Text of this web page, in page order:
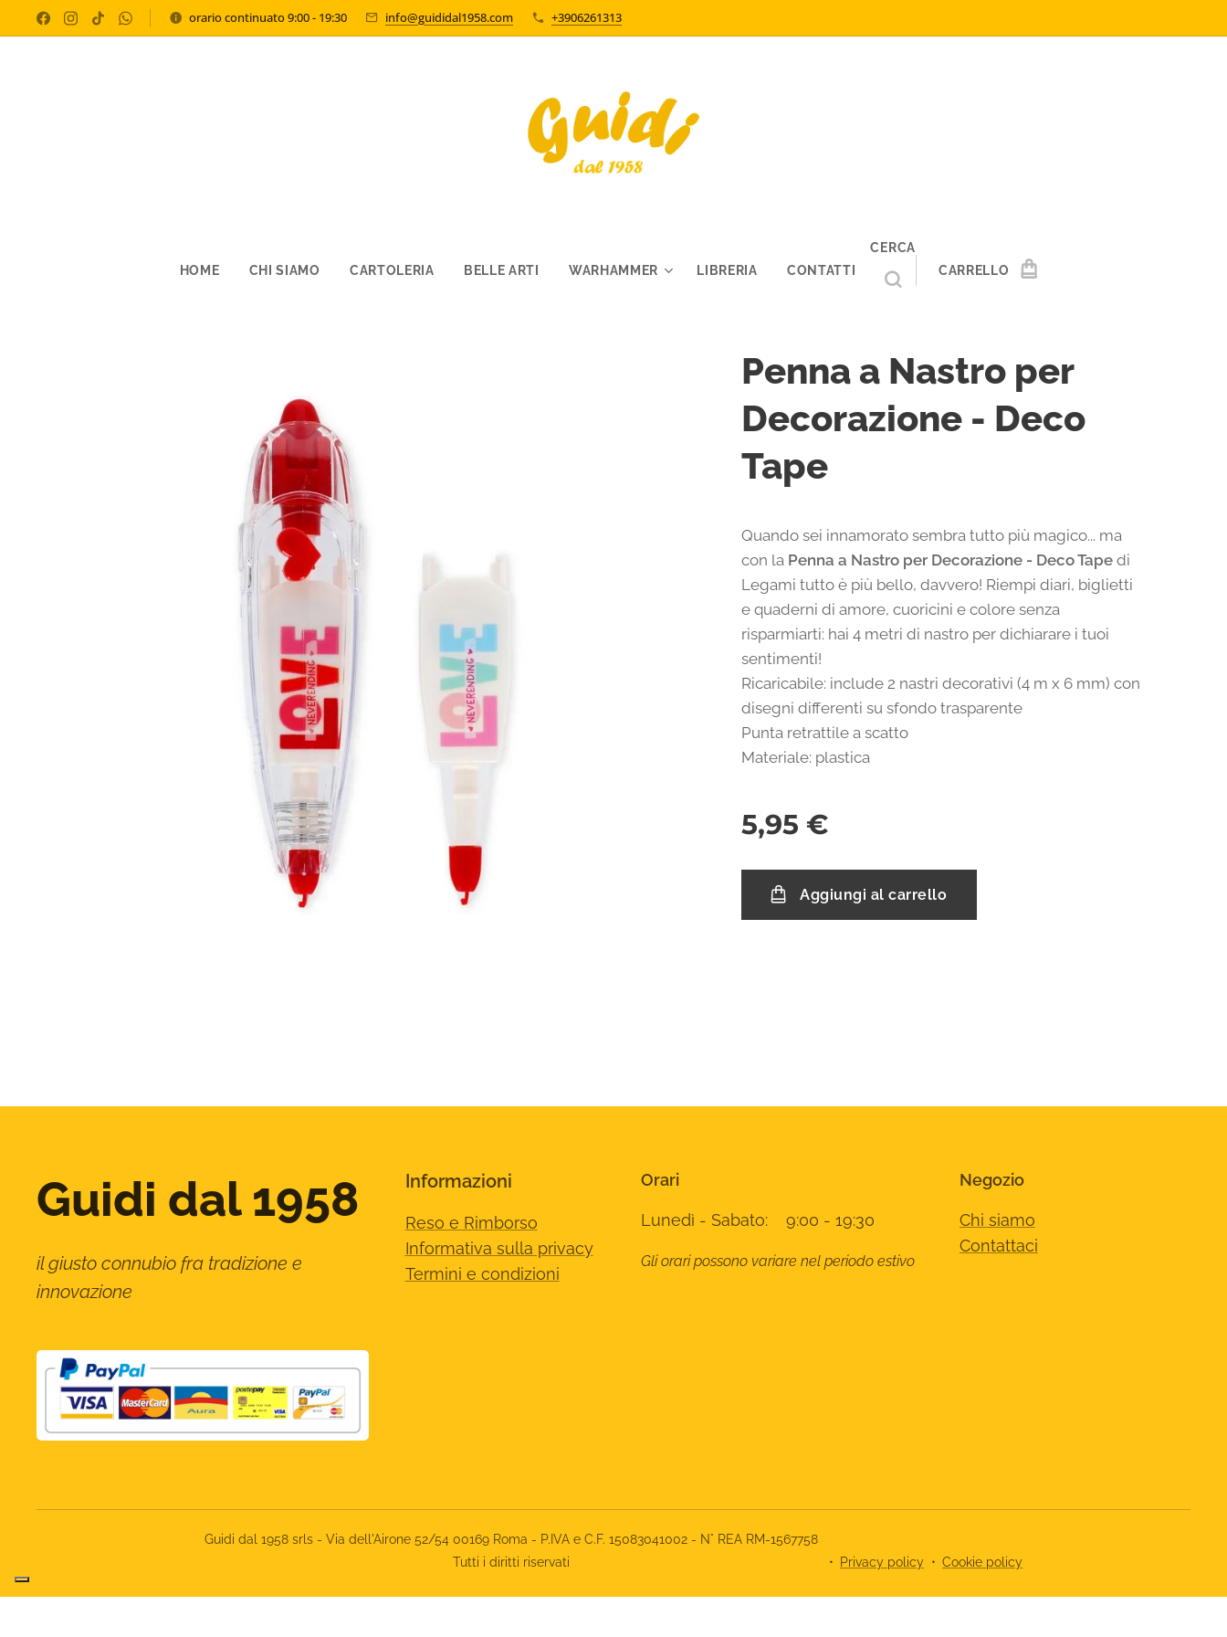
orario continuato 9:00 - 19:30 info@guididal1958.com +3906261313
HOME CHI SIAMO CARTOLERIA BELLE ARTI WARHAMMER LIBRERIA CONTATTI
CERCA
CARRELLO
Penna a Nastro per
Decorazione - Deco
Tape
Quando sei innamorato sembra tutto più magico... ma
con la Penna a Nastro per Decorazione - Deco Tape di
Legami tutto è più bello, davvero! Riempi diari, biglietti
e quaderni di amore, cuoricini e colore senza
risparmiarti: hai 4 metri di nastro per dichiarare i tuoi
sentimenti!
Ricaricabile: include 2 nastri decorativi (4 m x 6 mm) con
disegni differenti su sfondo trasparente
Punta retrattile a scatto
Materiale: plastica
5,95 €
Aggiungi al carrello
Guidi dal 1958
il giusto connubio fra tradizione e
innovazione
Informazioni
Reso e Rimborso
Informativa sulla privacy
Termini e condizioni
Orari
Lunedì - Sabato: 9:00 - 19:30
Gli orari possono variare nel periodo estivo
Negozio
Chi siamo
Contattaci
Guidi dal 1958 srls - Via dell'Airone 52/54 00169 Roma - P.IVA e C.F. 15083041002 - N° REA RM-1567758
Tutti i diritti riservati
Privacy policy Cookie policy